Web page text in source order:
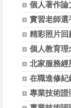
個人著作論
實習老師選
精彩照片回
個人教育理
北家服務經
在職進修紀
專業技術證